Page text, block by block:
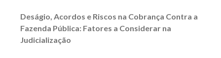
Deságio, Acordos e Riscos na Cobrança Contra a
Fazenda Pública: Fatores a Considerar na
Judicialização